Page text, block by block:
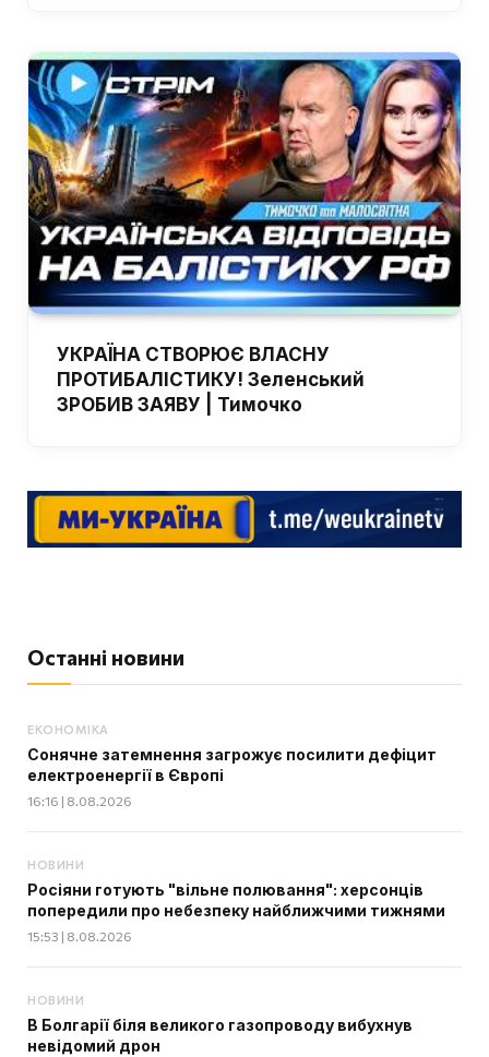
УКРАЇНА СТВОРЮЄ ВЛАСНУ
ПРОТИБАЛІСТИКУ! Зеленський
ЗРОБИВ ЗАЯВУ | Тимочко
Останні новини
ЕКОНОМІКА
Сонячне затемнення загрожує посилити дефіцит
електроенергії в Європі
16:16 | 8.08.2026
НОВИНИ
Росіяни готують "вільне полювання": херсонців
попередили про небезпеку найближчими тижнями
15:53 | 8.08.2026
НОВИНИ
В Болгарії біля великого газопроводу вибухнув
невідомий дрон